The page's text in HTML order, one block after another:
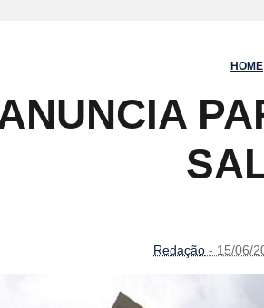
HOME
Redação - 15/06/